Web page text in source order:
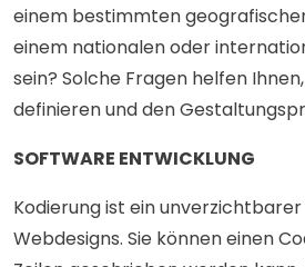
einem bestimmten
einem nationalen oder
sein? Solche Fragen helfen
definieren und den
SOFTWARE ENTWICKLUNG
Kodierung ist ein unverzichtbarer
Webdesigns. Sie können einen